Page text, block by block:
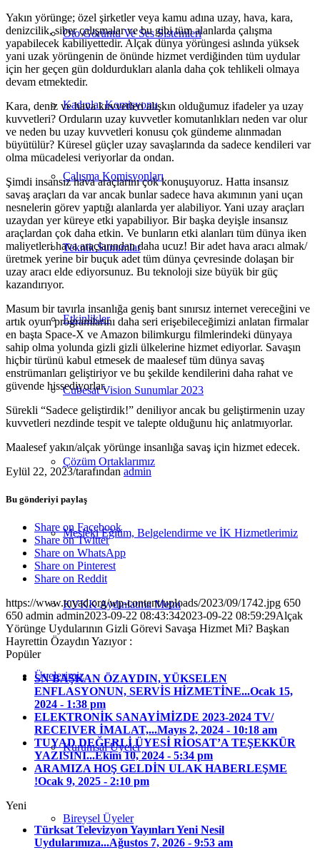
Oto Görüntü Ve Ses Sistemleri
Kadınlar Komisyonu
Çalışma Komisyonları
Teknik Sunumlar
Etkinlikler
Cubesat Vision Sunumlar 2023
Çözüm Ortaklarımız
Mesleki Eğitim, Belgelendirme ve İK Hizmetlerimiz
KVKK Aydınlatma Metni
Üyelerimiz
Kurumsal Üyeler
Bireysel Üyeler
Yakın yörünge; özel şirketler veya kamu adına uzay, hava, kara,
denizcilik, siber çalışmalar ve bu gibi tüm alanlarda çalışma
yapabilecek kabiliyettedir. Alçak dünya yörüngesi aslında yüksek
yani uzak yörüngenin de önünde hizmet verdiğinden tüm uydular
için her geçen gün doldurdukları alanla daha çok tehlikeli olmaya
devam etmektedir.
Kara, deniz ve hava kuvvetleri alışkın olduğumuz ifadeler ya uzay
kuvvetleri? Orduların uzay kuvvetler komutanlıkları neden var olur
ve neden bu uzay kuvvetleri konusu çok gündeme alınmadan
büyütülür? Küresel güçler uzay savaşlarında da sadece kendileri var
olma mücadelesi veriyorlar da ondan.
Şimdi insansız hava araçlarını çok konuşuyoruz. Hatta insansız
savaş araçları da var ancak bunlar sadece hava akımının yani uçan
nesnelerin görev yaptığı alanlarda yer alabiliyor. Yani uzay araçları
uzaydan yer küreye etki yapabiliyor. Bir başka deyişle insansız
araçlardan çok daha etkin. Ve bunların etki alanları tüm dünya iken
maliyetleri hava araçlarından daha ucuz! Bir adet hava aracı almak/
üretmek yerine bir buçuk adet tüm dünya çevresinde dolaşan bir
uzay aracı elde ediyorsunuz. Bu teknoloji size büyük bir güç
kazandırıyor.
Masum bir tavırla insanlığa geniş bant sınırsız internet vereceğini ve
artık oyun programlarını daha seri erişebileceğimizi anlatan firmalar
en başta Space-X ve Amazon bilimkurgu filmlerindeki dünyaya
sahip olma yolunda gizli gizli ülkelerine hizmet ediyorlar. Savaşın
hiçbir türünü kabul etmesek de maalesef tüm dünya savaş
enstrümanları geliştiriyor ve bu şekilde kendilerini daha rahat ve
güvende hissediyorlar.
Sürekli “Sadece geliştirdik!” deniliyor ancak bu geliştirmenin uzay
kuvvetleri nezdinde tespit ve talepte olduğunu hiç anlatmıyorlar.
Maalesef yakın/alçak yörünge insanlığa savaş için hizmet edecek.
Eylül 22, 2023/tarafından admin
Bu gönderiyi paylaş
Share on Facebook
Share on Twitter
Share on WhatsApp
Share on Pinterest
Share on Reddit
https://www.tuyad.org/wp-content/uploads/2023/09/1742.jpg 650
650 admin admin2023-09-22 08:43:342023-09-22 08:59:29Alçak
Yörünge Uydularının Gizli Görevi Savaşa Hizmet Mi? Başkan
Hayrettin Özaydın Yazıyor :
Popüler
SN BAŞKAN ÖZAYDIN, YÜKSELEN
ENFLASYONUN, SERVİS HİZMETİNE...Ocak 15,
2024 - 1:38 pm
ELEKTRONİK SANAYİMİZDE 2023-2024 TV/
RECEIVER İMALAT,...Mayıs 2, 2024 - 10:18 am
TUYAD DEĞERLİ ÜYESİ RİOSAT’A TEŞEKKÜR
YAZISINI...Ekim 10, 2024 - 5:34 pm
ARAMIZA HOŞ GELDİN ULAK HABERLEŞME
!Ocak 9, 2025 - 2:10 pm
Yeni
Türksat Televizyon Yayınları Yeni Nesil
Uydularımıza...Ağustos 7, 2026 - 9:53 am